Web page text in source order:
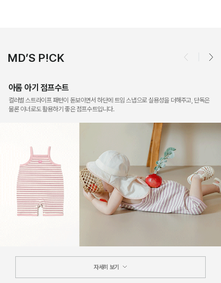
MD’S P!CK
아롬 아기 점프수트
컬러별 스트라이프 패턴이 돋보이면서 하단에 트임 스냅으로 실용성을 더해주고, 단독은
물론 이너로도 활용하기 좋은 점프수트입니다.
자세히 보기